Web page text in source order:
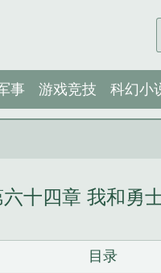
事 游戏竞技 科幻小
六十四章 我和勇
目录